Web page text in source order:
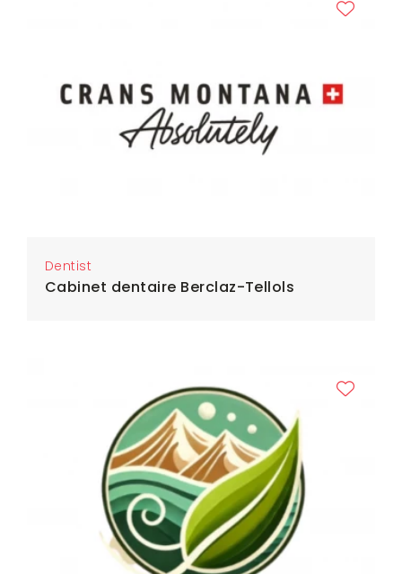
Dentist
Cabinet dentaire Berclaz-Tellols